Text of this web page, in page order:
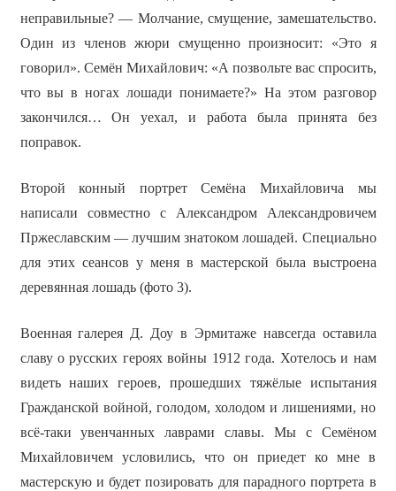
неправильные? — Молчание, смущение, замешательство.
Один из членов жюри смущенно произносит: «Это я
говорил». Семён Михайлович: «А позвольте вас спросить,
что вы в ногах лошади понимаете?» На этом разговор
закончился… Он уехал, и работа была принята без
поправок.
Второй конный портрет Семёна Михайловича мы
написали совместно с Александром Александровичем
Пржеславским — лучшим знатоком лошадей. Специально
для этих сеансов у меня в мастерской была выстроена
деревянная лошадь (фото 3).
Военная галерея Д. Доу в Эрмитаже навсегда оставила
славу о русских героях войны 1912 года. Хотелось и нам
видеть наших героев, прошедших тяжёлые испытания
Гражданской войной, голодом, холодом и лишениями, но
всё-таки увенчанных лаврами славы. Мы с Семёном
Михайловичем условились, что он приедет ко мне в
мастерскую и будет позировать для парадного портрета в